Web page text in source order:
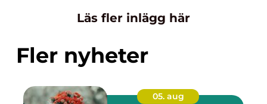
Läs fler inlägg här
Fler nyheter
05. aug